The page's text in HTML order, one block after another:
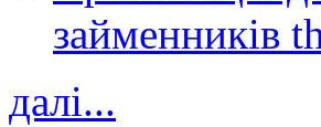
займенників
далі...